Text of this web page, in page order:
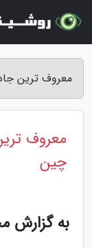
معروف ترین
معروف
چین
به گزارش